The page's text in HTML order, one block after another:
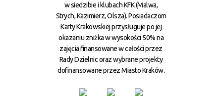
w siedzibie i klubach KFK (Malwa,
Strych, Kazimierz, Olsza). Posiadaczom
Karty Krakowskiej przysługuje po jej
okazaniu zniżka w wysokości 50% na
zajęcia finansowane w całości przez
Rady Dzielnic oraz wybrane projekty
dofinansowane przez Miasto Kraków.